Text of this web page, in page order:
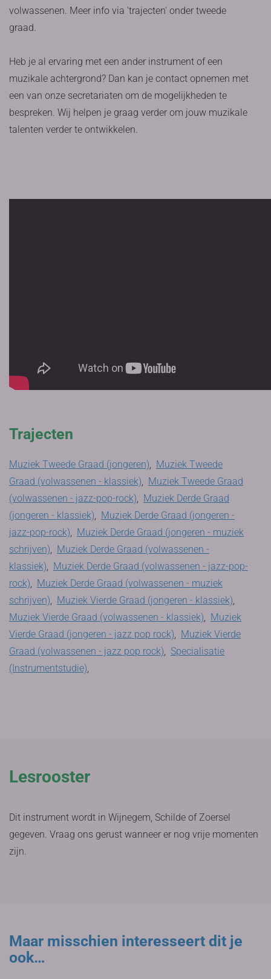
volwassenen. Meer info via 'trajecten' onder tweede
graad.
Heb je al ervaring met een ander instrument of een
muzikale achtergrond? Dan kan je contact opnemen met
een van onze secretariaten om de mogelijkheden te
bespreken. Wij helpen je graag verder om jouw muzikale
talenten verder te ontwikkelen.
Trajecten
Muziek Tweede Graad (jongeren), Muziek Tweede
Graad (volwassenen - klassiek), Muziek Tweede Graad
(volwassenen - jazz-pop-rock), Muziek Derde Graad
(jongeren - klassiek), Muziek Derde Graad (jongeren -
jazz-pop-rock), Muziek Derde Graad (jongeren - muziek
schrijven), Muziek Derde Graad (volwassenen -
klassiek), Muziek Derde Graad (volwassenen - jazz-pop-
rock), Muziek Derde Graad (volwassenen - muziek
schrijven), Muziek Vierde Graad (jongeren - klassiek),
Muziek Vierde Graad (volwassenen - klassiek), Muziek
Vierde Graad (jongeren - jazz pop rock), Muziek Vierde
Graad (volwassenen - jazz pop rock), Specialisatie
(Instrumentstudie),
Lesrooster
Dit instrument wordt in Wijnegem, Schilde of Zoersel
gegeven. Vraag ons gerust wanneer er nog vrije momenten
zijn.
Maar misschien interesseert dit je
ook…